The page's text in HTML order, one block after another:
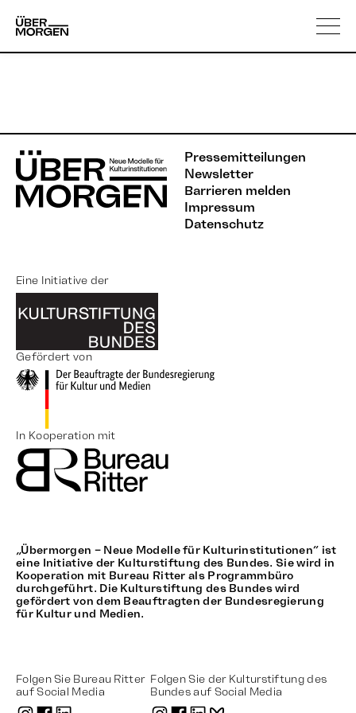
content
Über uns
Pressemitteilungen
Newsletter
Barrieren melden
Impressum
Datenschutz
„Übermorgen – Neue Modelle für Kulturinstitutionen“ ist
eine Initiative der Kulturstiftung des Bundes. Sie wird in
Kooperation mit Bureau Ritter als Programmbüro
durchgeführt. Die Kulturstiftung des Bundes wird
gefördert von dem Beauftragten der Bundesregierung
für Kultur und Medien.
Eine Initiative der
Gefördert von
In Kooperation mit
Folgen Sie Bureau Ritter
auf Social Media
Folgen Sie der Kulturstiftung des
Bundes auf Social Media